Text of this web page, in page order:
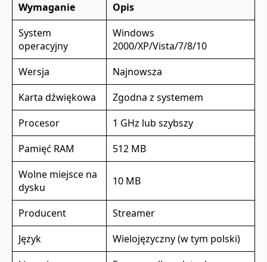
Wymaganie
Opis
System
operacyjny
Windows
2000/XP/Vista/7/8/10
Wersja
Najnowsza
Karta dźwiękowa
Zgodna z systemem
Procesor
1 GHz lub szybszy
Pamięć RAM
512 MB
Wolne miejsce na
dysku
10 MB
Producent
Streamer
Język
Wielojęzyczny (w tym polski)